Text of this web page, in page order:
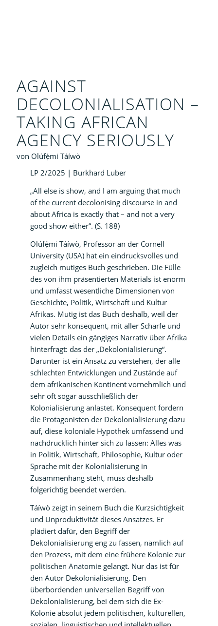
AGAINST
DECOLONIALISATION –
TAKING AFRICAN
AGENCY SERIOUSLY
von Olúfẹ́mi Táíwò
LP 2/2025 | Burkhard Luber
„All else is show, and I am arguing that much
of the current decolonising discourse in and
about Africa is exactly that – and not a very
good show either“. (S. 188)
Olúfẹ́mi Táíwò, Professor an der Cornell
University (USA) hat ein eindrucksvolles und
zugleich mutiges Buch geschrieben. Die Fülle
des von ihm präsentierten Materials ist enorm
und umfasst wesentliche Dimensionen von
Geschichte, Politik, Wirtschaft und Kultur
Afrikas. Mutig ist das Buch deshalb, weil der
Autor sehr konsequent, mit aller Schärfe und
vielen Details ein gängiges Narrativ über Afrika
hinterfragt: das der „Dekolonialisierung“.
Darunter ist ein Ansatz zu verstehen, der alle
schlechten Entwicklungen und Zustände auf
dem afrikanischen Kontinent vornehmlich und
sehr oft sogar ausschließlich der
Kolonialisierung anlastet. Konsequent fordern
die Protagonisten der Dekolonialisierung dazu
auf, diese koloniale Hypothek umfassend und
nachdrücklich hinter sich zu lassen: Alles was
in Politik, Wirtschaft, Philosophie, Kultur oder
Sprache mit der Kolonialisierung in
Zusammenhang steht, muss deshalb
folgerichtig beendet werden.
Táíwò zeigt in seinem Buch die Kurzsichtigkeit
und Unproduktivität dieses Ansatzes. Er
plädiert dafür, den Begriff der
Dekolonialisierung eng zu fassen, nämlich auf
den Prozess, mit dem eine frühere Kolonie zur
politischen Anatomie gelangt. Nur das ist für
den Autor Dekolonialisierung. Den
überbordenden universellen Begriff von
Dekolonialisierung, bei dem sich die Ex-
Kolonie absolut jedem politischen, kulturellen,